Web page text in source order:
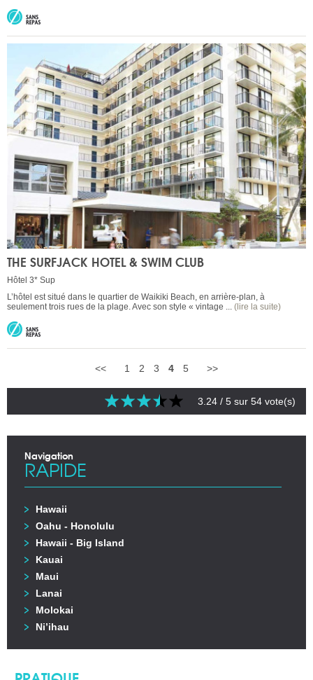
THE SURFJACK HOTEL & SWIM CLUB
Hôtel 3* Sup
L’hôtel est situé dans le quartier de Waikiki Beach, en arrière-plan, à
seulement trois rues de la plage. Avec son style « vintage ... (lire la suite)
<< 1 2 3 4 5 >>
3.24 / 5 sur 54 vote(s)
Navigation
RAPIDE
Hawaii
Oahu - Honolulu
Hawaii - Big Island
Kauai
Maui
Lanai
Molokai
Ni’ihau